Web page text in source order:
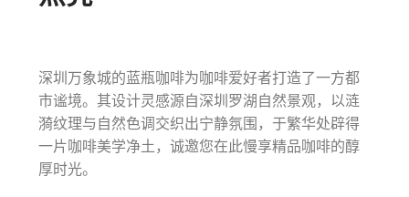
深圳万象城的蓝瓶咖啡为咖啡爱好者打造了一方都
市谧境。其设计灵感源自深圳罗湖自然景观，以涟
漪纹理与自然色调交织出宁静氛围，于繁华处辟得
一片咖啡美学净土，诚邀您在此慢享精品咖啡的醇
厚时光。